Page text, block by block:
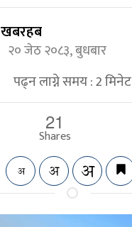
खबरहब
२० जेठ २०८३, बुधबार
पढ्न लाग्ने समय :2मिनेट
21
Shares